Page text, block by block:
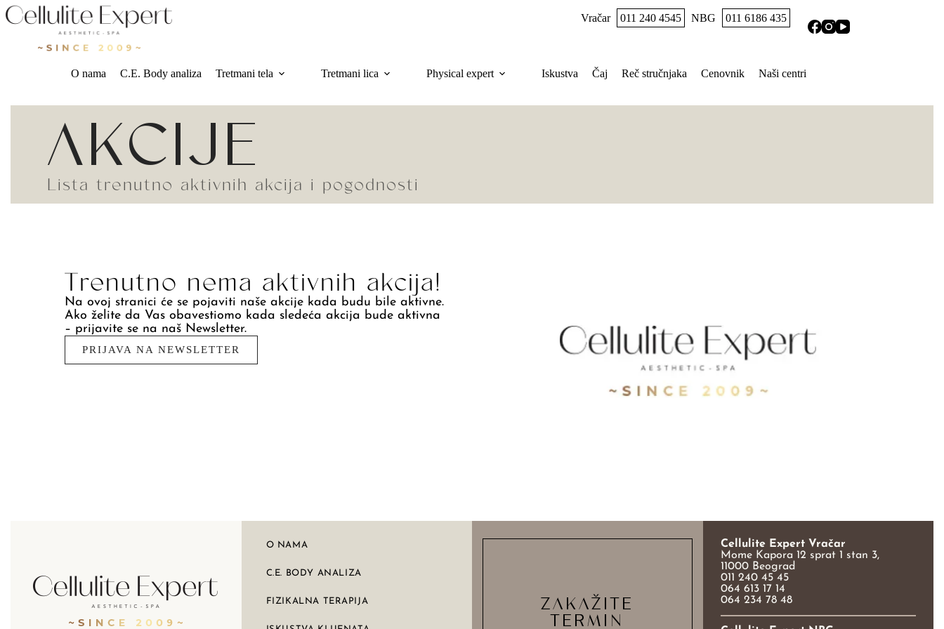
Vračar 011 240 4545 NBG 011 6186 435
O nama C.E. Body analiza Tretmani tela Tretmani lica Physical expert Iskustva Čaj Reč stručnjaka Cenovnik Naši centri
AKCIJE
Lista trenutno aktivnih akcija i pogodnosti
Trenutno nema aktivnih akcija!
Na ovoj stranici će se pojaviti naše akcije kada budu bile aktivne.
Ako želite da Vas obavestiomo kada sledeća akcija bude aktivna
– prijavite se na naš Newsletter.
PRIJAVA NA NEWSLETTER
O NAMA
C.E. BODY ANALIZA
FIZIKALNA TERAPIJA
ZAKAŽITE
TERMIN
Cellulite Expert Vračar
Mome Kapora 12 sprat 1 stan 3,
11000 Beograd
011 240 45 45
064 613 17 14
064 234 78 48